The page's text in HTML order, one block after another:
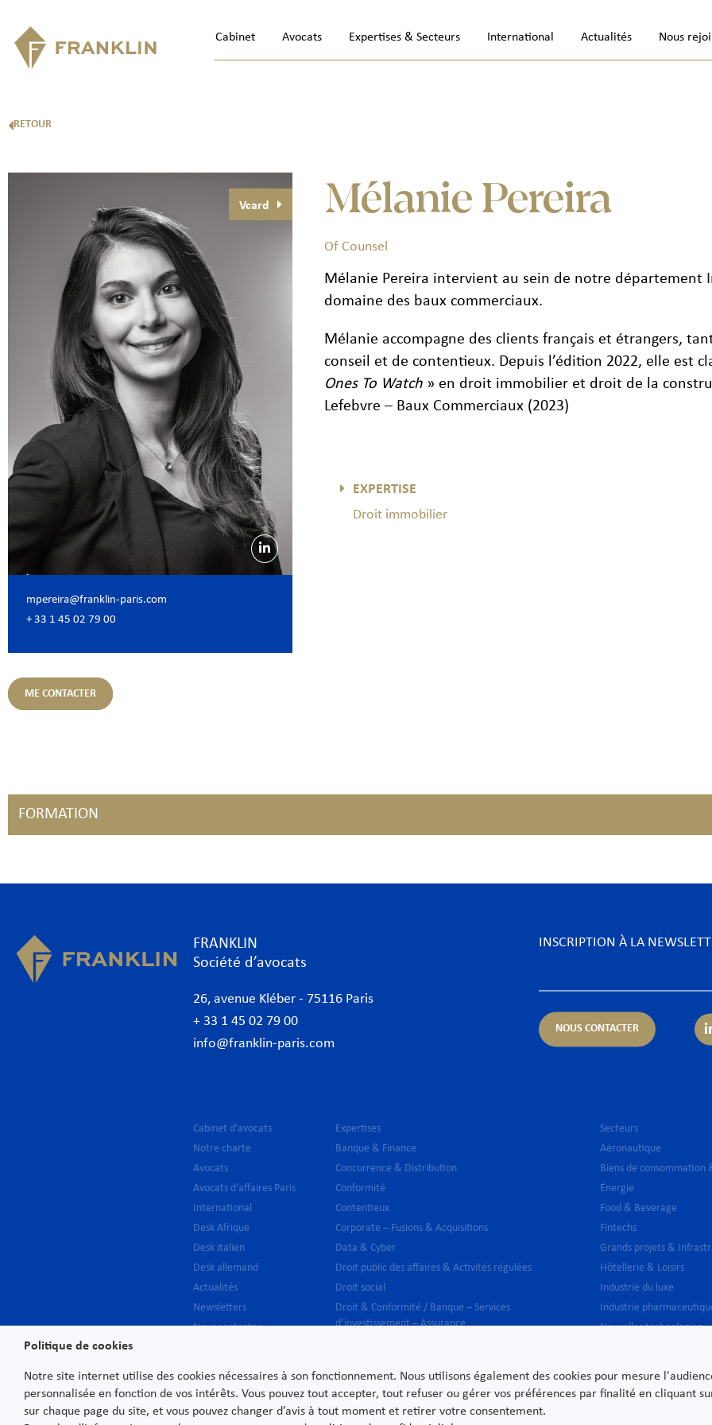
Cabinet Avocats Expertises & Secteurs International Actualités Nous
RETOUR
Vcard
mpereira@franklin-paris.com
+ 33 1 45 02 79 00
ME CONTACTER
Mélanie Pereira
Of Counsel
Mélanie Pereira intervient au sein de notre département
domaine des baux commerciaux.
Mélanie accompagne des clients français et étrangers,
conseil et de contentieux. Depuis l’édition 2022, elle est
Ones To Watch » en droit immobilier et droit de la
Lefebvre – Baux Commerciaux (2023)
EXPERTISE
Droit immobilier
FORMATION
FRANKLIN
Société d’avocats
26, avenue Kléber - 75116 Paris
+ 33 1 45 02 79 00
info@franklin-paris.com
INSCRIPTION À LA
NOUS CONTACTER
Cabinet d’avocats
Notre charte
Avocats
Avocats d’affaires Paris
International
Desk Afrique
Desk italien
Desk allemand
Actualités
Newsletters
Nous contacter
Expertises
Banque & Finance
Concurrence & Distribution
Conformité
Contentieux
Corporate – Fusions & Acquisitions
Data & Cyber
Droit public des affaires & Activités régulées
Droit social
Droit & Conformité / Banque – Services
d’investissement – Assurance
Droit immobilier
Private Equity
Secteurs
Aéronautique
Biens de consommation
Énergie
Food & Beverage
Fintechs
Grands projets &
Hôtellerie & Loisirs
Industrie du luxe
Industrie
Nouvelles technologies
Secteur public
Politique de cookies
Notre site internet utilise des cookies nécessaires à son fonctionnement. Nous utilisons également des cookies pour mesure
personnalisée en fonction de vos intérêts. Vous pouvez tout accepter, tout refuser ou gérer vos préférences par finalité en cliquant
sur chaque page du site, et vous pouvez changer d’avis à tout moment et retirer votre consentement.